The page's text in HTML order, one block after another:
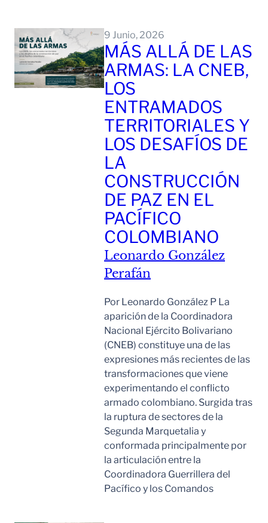
9 Junio, 2026
MÁS ALLÁ DE LAS
ARMAS: LA CNEB,
LOS
ENTRAMADOS
TERRITORIALES Y
LOS DESAFÍOS DE
LA
CONSTRUCCIÓN
DE PAZ EN EL
PACÍFICO
COLOMBIANO
Leonardo González
Perafán
Por Leonardo González P La
aparición de la Coordinadora
Nacional Ejército Bolivariano
(CNEB) constituye una de las
expresiones más recientes de las
transformaciones que viene
experimentando el conflicto
armado colombiano. Surgida tras
la ruptura de sectores de la
Segunda Marquetalia y
conformada principalmente por
la articulación entre la
Coordinadora Guerrillera del
Pacífico y los Comandos